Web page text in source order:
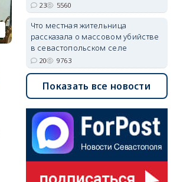
Балаклава
В Севастополе утвердили
проект застройки центра
Балаклавы
Там появится туристический
квартал с отелями и
парковками.
05/08/2026 08:01 4457
23 5560
Что местная жительница
рассказала о массовом убийстве
в севастопольском селе
20 9763
Показать все новости